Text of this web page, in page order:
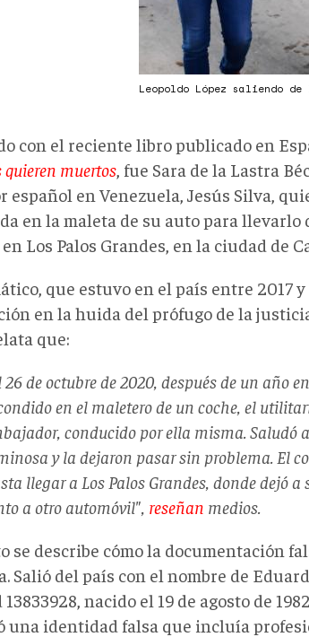
Leopoldo López saliendo de
con el reciente libro publicado en
quieren muertos, fue Sara de la Lastra
español en Venezuela, Jesús Silva,
en la maleta de su auto para
Los Palos Grandes, en la ciudad de
que estuvo en el país entre 2017
en la huida del prófugo de la
que:
26 de octubre de 2020, después de un año
en el maletero de un coche, el
conducido por ella misma. Saludó
y la dejaron pasar sin problema. El
llegar a Los Palos Grandes, donde dejó
a otro automóvil", reseñan medios.
se describe cómo la documentación
Salió del país con el nombre de
nacido el 19 de agosto de
una identidad falsa que incluía